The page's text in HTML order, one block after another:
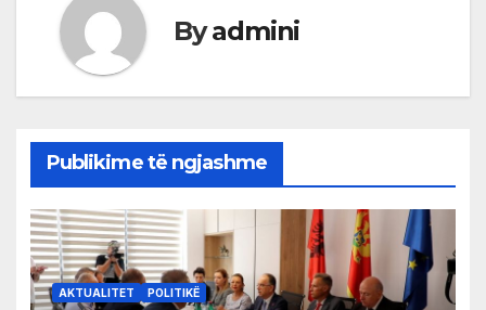
Byadmini
Publikime të ngjashme
AKTUALITET POLITIKË